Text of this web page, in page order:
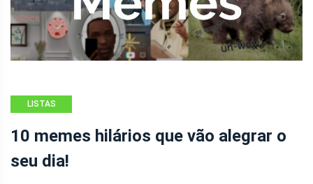
LISTAS
10 memes hilários que vão alegrar o
seu dia!